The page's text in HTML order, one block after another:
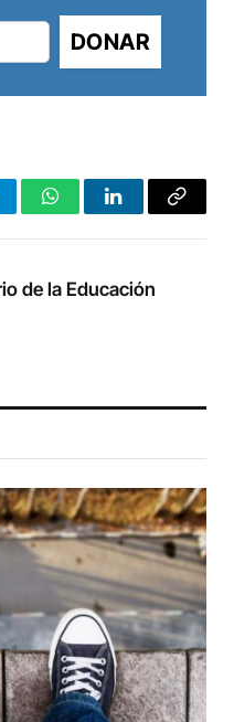
DONAR
WhatsAppLinkedInCopy
de la Educación